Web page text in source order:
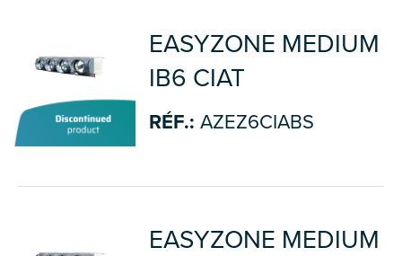
EASYZONE MEDIUM
IB6 CIAT
RÉF.: AZEZ6CIABS
EASYZONE MEDIUM